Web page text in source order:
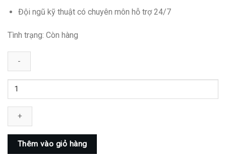
Đội ngũ kỹ thuật có chuyên môn hỗ trợ 24/7
Tình trạng: Còn hàng
MODULE
P2.9
OUTDOOR
lượngThêm vào giỏ hàng